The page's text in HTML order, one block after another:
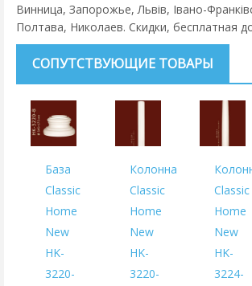
Винница, Запорожье, Львів, Івано-
Полтава, Николаев. Скидки, бесплатная
СОПУТСТВУЮЩИЕ ТОВАРЫ
База
Classic
Home
New
HK-
3220-
Колонна
Classic
Home
New
HK-
3220-
Classic
Home
New
HK-
3224-